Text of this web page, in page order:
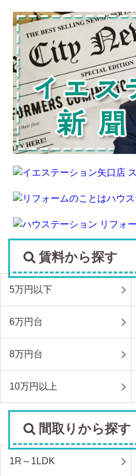
賃料から探す
5万円以下
6万円台
8万円台
10万円以上
間取りから探す
1R～1LDK